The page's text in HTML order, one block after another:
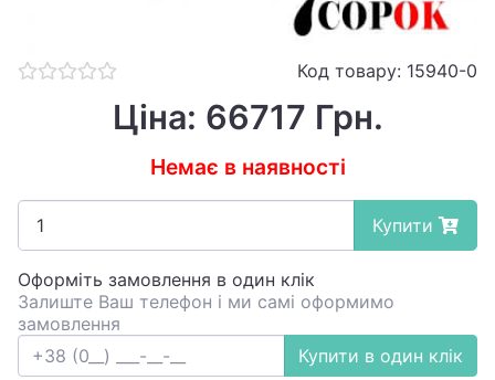
Код товару: 15940-0
Ціна: 66717 Грн.
Немає в наявності
Купити
Оформіть замовлення в один клік
Залиште Ваш телефон і ми самі оформимо
замовлення
Купити в один клік